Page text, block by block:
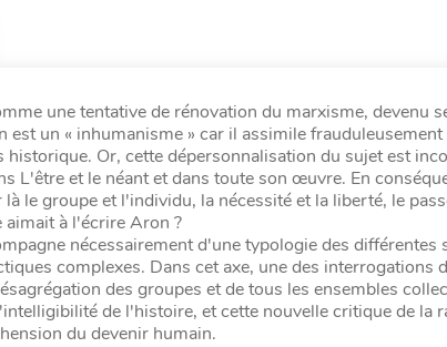
une tentative de rénovation du marxisme, devenu
un « inhumanisme » car il assimile
Or, cette dépersonnalisation du sujet est
L'être et le néant et dans toute son œuvre. En
le groupe et l'individu, la nécessité et la liberté, le
à l'écrire Aron ?
nécessairement d'une typologie des différentes
complexes. Dans cet axe, une des interrogations
des groupes et de tous les ensembles
de l'histoire, et cette nouvelle critique de la
du devenir humain.